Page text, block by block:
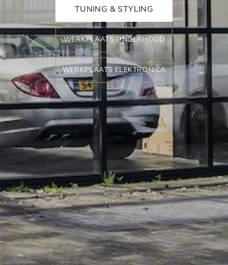
TUNING & STYLING
WERKPLAATS ONDERHOUD
WERKPLAATS ELEKTRONICA